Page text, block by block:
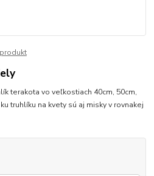
terakota vo veľkostiach 40cm, 50cm,
truhlíku na kvety sú aj misky v rovnakej